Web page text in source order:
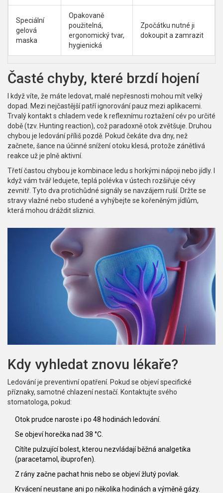
Speciální
gelová
maska
Opakovaně
použitelná,
ergonomický tvar,
hygienická
Zpočátku nutné ji
dokoupit a zamrazit
Časté chyby, které brzdí hojení
I když víte, že máte ledovat, malé nepřesnosti mohou mít velký
dopad. Mezi nejčastější patří ignorování pauz mezi aplikacemi.
Trvalý kontakt s chladem vede k reflexnímu roztažení cév po určité
době (tzv. Hunting reaction), což paradoxně otok zvětšuje. Druhou
chybou je ledování příliš pozdě. Pokud čekáte dva dny, než
začnete, šance na účinné snížení otoku klesá, protože zánětlivá
reakce už je plně aktivní.
Třetí častou chybou je kombinace ledu s horkými nápoji nebo jídly. I
když vám tvář ledujete, teplá polévka v ústech rozšiřuje cévy
zevnitř. Tyto dva protichůdné signály se navzájem ruší. Držte se
stravy vlažné nebo studené a vyhýbejte se kořeněným jídlům,
která mohou dráždit sliznici.
Kdy vyhledat znovu lékaře?
Ledování je preventivní opatření. Pokud se objeví specifické
příznaky, samotné chlazení nestačí. Kontaktujte svého
stomatologa, pokud:
Otok prudce naroste i po 48 hodinách ledování.
Se objeví horečka nad 38 °C.
Cítíte pulzující bolest, kterou nezvládají běžná analgetika
(paracetamol, ibuprofen).
Z rány začne pachat hnis nebo se objeví žlutý povlak.
Krvácení neustane ani po několika hodinách a výměně gázy.